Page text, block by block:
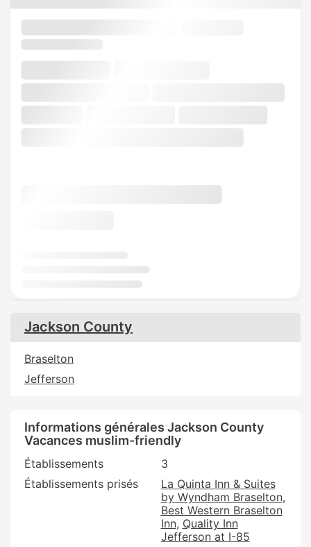
Jackson County
Braselton
Jefferson
Informations générales Jackson County
Vacances muslim-friendly
Établissements
3
Établissements prisés
La Quinta Inn & Suites
by Wyndham Braselton
Best Western Braselton
Inn Quality Inn
Jefferson at I-85